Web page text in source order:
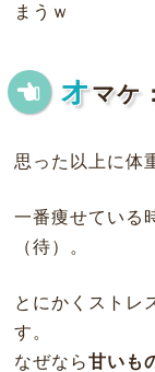
まうｗ
オマケ
思った以上に体
一番痩せている
（待）。
とにかくストレ
す。
なぜなら甘いも